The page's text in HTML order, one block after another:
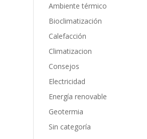
Ambiente térmico
Bioclimatización
Calefacción
Climatizacion
Consejos
Electricidad
Energía renovable
Geotermia
Sin categoría